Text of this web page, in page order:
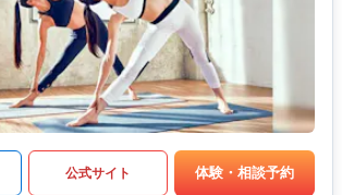
公式サイト 体験・相談予約